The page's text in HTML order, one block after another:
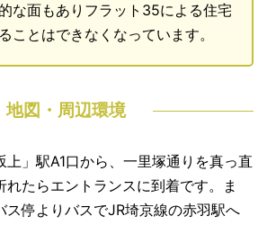
な面もありフラット35による住宅
ことはできなくなっています。
地図・周辺環境
上」駅A1口から、一里塚通りを真っ直
れたらエントランスに到着です。ま
ス停よりバスでJR埼京線の赤羽駅へ